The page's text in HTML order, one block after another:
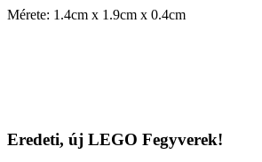
Mérete: 1.4cm x 1.9cm x 0.4cm
Eredeti, új LEGO Fegyverek!